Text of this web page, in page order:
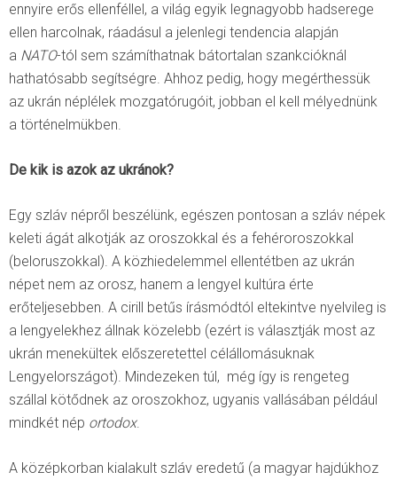
ennyire erős ellenféllel, a világ egyik legnagyobb hadserege
ellen harcolnak, ráadásul a jelenlegi tendencia alapján
a NATO-tól sem számíthatnak bátortalan szankcióknál
hathatósabb segítségre. Ahhoz pedig, hogy megérthessük
az ukrán néplélek mozgatórugóit, jobban el kell mélyednünk
a történelmükben.
De kik is azok az ukránok?
Egy szláv népről beszélünk, egészen pontosan a szláv népek
keleti ágát alkotják az oroszokkal és a fehéroroszokkal
(beloruszokkal). A közhiedelemmel ellentétben az ukrán
népet nem az orosz, hanem a lengyel kultúra érte
erőteljesebben. A cirill betűs írásmódtól eltekintve nyelvileg is
a lengyelekhez állnak közelebb (ezért is választják most az
ukrán menekültek előszeretettel célállomásuknak
Lengyelországot). Mindezeken túl, még így is rengeteg
szállal kötődnek az oroszokhoz, ugyanis vallásában például
mindkét nép ortodox.
A középkorban kialakult szláv eredetű (a magyar hajdúkhoz